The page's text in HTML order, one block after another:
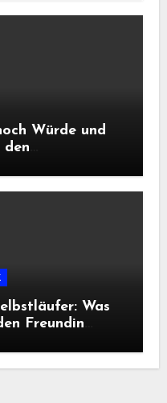
Würde und
Was
Freundin